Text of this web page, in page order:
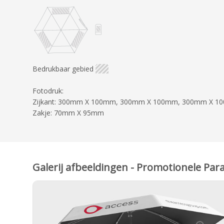
Bedrukbaar gebied
Fotodruk:
Zijkant: 300mm X 100mm, 300mm X 100mm, 300mm X
Zakje: 70mm X 95mm
Galerij afbeeldingen - Promotionele